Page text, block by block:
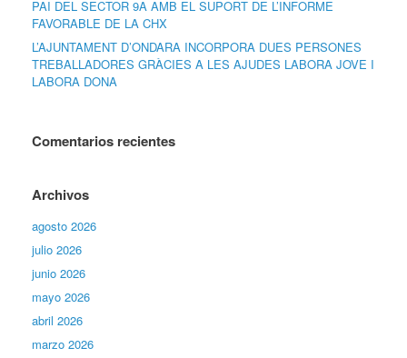
PAI DEL SECTOR 9A AMB EL SUPORT DE L’INFORME
FAVORABLE DE LA CHX
L’AJUNTAMENT D’ONDARA INCORPORA DUES PERSONES
TREBALLADORES GRÀCIES A LES AJUDES LABORA JOVE I
LABORA DONA
Comentarios recientes
Archivos
agosto 2026
julio 2026
junio 2026
mayo 2026
abril 2026
marzo 2026